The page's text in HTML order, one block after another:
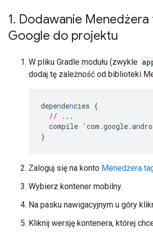
1. Dodawanie
Google do projektu
W pliku Gradle modułu (zwykle
dodaj tę zależność od biblioteki
dependencies {
// ...
compile 'com.google.an
}
Zaloguj się na konto Menedżera
Wybierz kontener mobilny.
Na pasku nawigacyjnym u góry
Kliknij wersję kontenera, której